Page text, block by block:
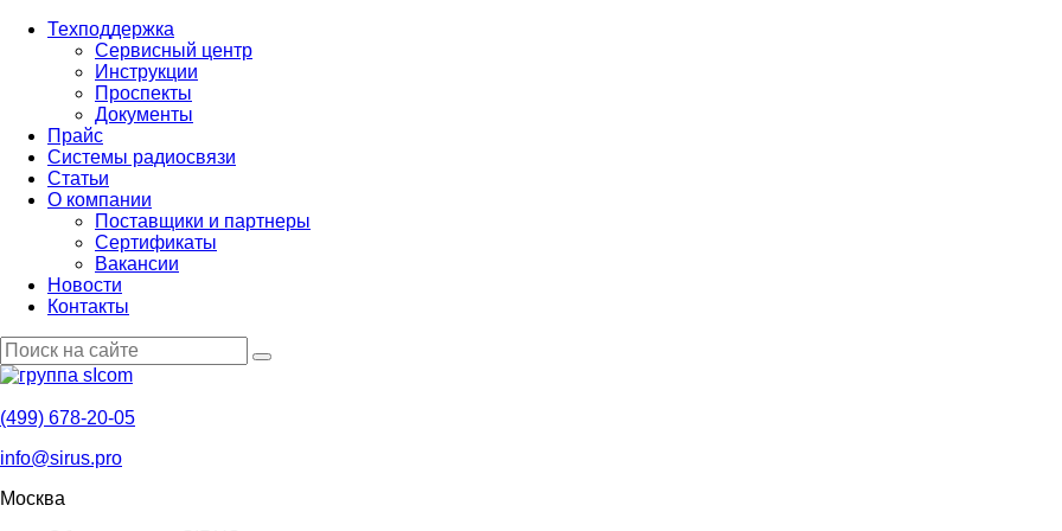
Техподдержка
Сервисный центр
Инструкции
Проспекты
Документы
Прайс
Системы радиосвязи
Статьи
О компании
Поставщики и партнеры
Cертификаты
Вакансии
Новости
Контакты
(499) 678-20-05
info@sirus.pro
Москва